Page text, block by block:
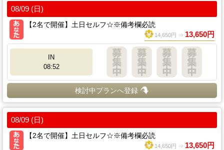
08/09 (日)
【2名で開催】土日セルフ☆※備考欄必読
14,650円 ⇒ 13,650円
IN
08:52
検討中プランへ登録
08/09 (日)
【2名で開催】土日セルフ☆※備考欄必読
14,650円 ⇒ 13,650円